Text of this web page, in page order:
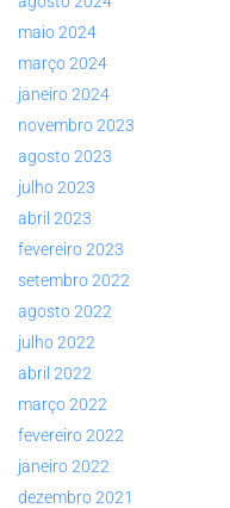
maio 2024
março 2024
janeiro 2024
novembro 2023
agosto 2023
julho 2023
abril 2023
fevereiro 2023
setembro 2022
agosto 2022
julho 2022
abril 2022
março 2022
fevereiro 2022
janeiro 2022
dezembro 2021